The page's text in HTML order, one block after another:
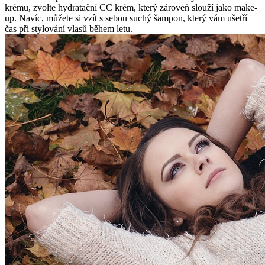
krému, zvolte hydratační CC krém, který zároveň slouží jako make-
up. Navíc, můžete si vzít s sebou suchý šampon, který vám ušetří
čas při stylování vlasů během letu.